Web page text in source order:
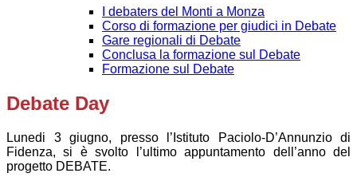
I debaters del Monti a Monza
Corso di formazione per giudici in Debate
Gare regionali di Debate
Conclusa la formazione sul Debate
Formazione sul Debate
Debate Day
Lunedi 3 giugno, presso l’Istituto Paciolo-D’Annunzio di
Fidenza, si è svolto l’ultimo appuntamento dell’anno del
progetto DEBATE.